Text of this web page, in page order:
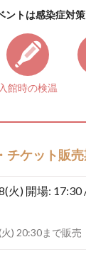
ントは感染症対
入館時の検温
チケット販
火) 開場: 17:30
) 20:30まで販売